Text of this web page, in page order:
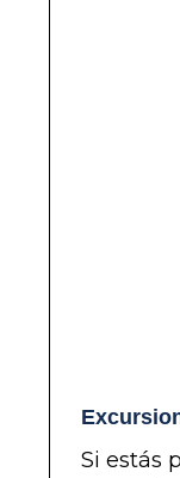
Si estás